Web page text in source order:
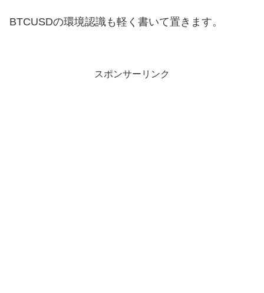
BTCUSDの環境認識も軽く書いて置きます。
スポンサーリンク